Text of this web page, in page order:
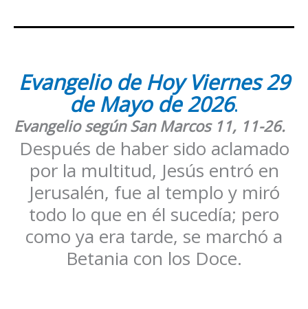
Evangelio de HoyViernes29
de Mayode 2026.
Evangelio según San Marcos 11, 11-26.
Después de haber sido aclamado
por la multitud, Jesús entró en
Jerusalén, fue al templo y miró
todo lo que en él sucedía; pero
como ya era tarde, se marchó a
Betania con los Doce.